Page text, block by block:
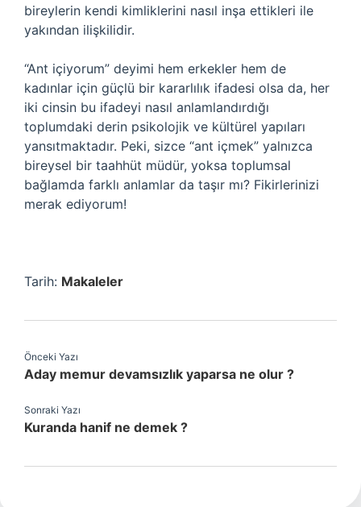
bireylerin kendi kimliklerini nasıl inşa ettikleri ile
yakından ilişkilidir.
“Ant içiyorum” deyimi hem erkekler hem de
kadınlar için güçlü bir kararlılık ifadesi olsa da, her
iki cinsin bu ifadeyi nasıl anlamlandırdığı
toplumdaki derin psikolojik ve kültürel yapıları
yansıtmaktadır. Peki, sizce “ant içmek” yalnızca
bireysel bir taahhüt müdür, yoksa toplumsal
bağlamda farklı anlamlar da taşır mı? Fikirlerinizi
merak ediyorum!
Tarih: Makaleler
Önceki Yazı
Aday memur devamsızlık yaparsa ne olur ?
Sonraki Yazı
Kuranda hanif ne demek ?